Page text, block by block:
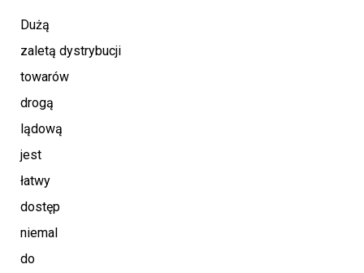
Dużą
zaletą dystrybucji
towarów
drogą
lądową
jest
łatwy
dostęp
niemal
do